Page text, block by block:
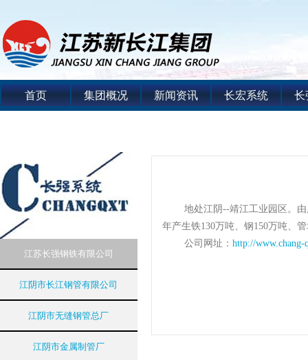
首页 集团概况 新闻资讯 长宏系统 长
江苏长强钢铁有限公司
江阴市长江钢管有限公司
江阴市无缝钢管总厂
江阴市金属制管厂
地处江阴--靖江工业园区。
年产生铁130万吨、钢150万吨、
公司网址： http://www.chang-